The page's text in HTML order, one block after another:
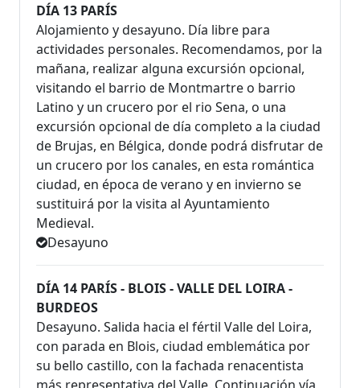
DÍA 13 PARÍS
Alojamiento y desayuno. Día libre para
actividades personales. Recomendamos, por la
mañana, realizar alguna excursión opcional,
visitando el barrio de Montmartre o barrio
Latino y un crucero por el rio Sena, o una
excursión opcional de día completo a la ciudad
de Brujas, en Bélgica, donde podrá disfrutar de
un crucero por los canales, en esta romántica
ciudad, en época de verano y en invierno se
sustituirá por la visita al Ayuntamiento
Medieval.
Desayuno
DÍA 14 PARÍS - BLOIS - VALLE DEL LOIRA -
BURDEOS
Desayuno. Salida hacia el fértil Valle del Loira,
con parada en Blois, ciudad emblemática por
su bello castillo, con la fachada renacentista